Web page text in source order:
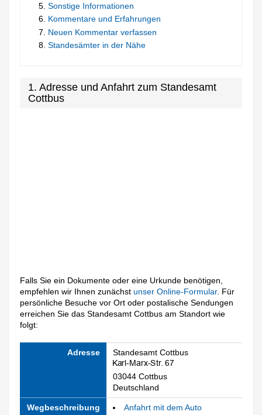
Sonstige Informationen
Kommentare und Erfahrungen
Neuen Kommentar verfassen
Standesämter in der Nähe
1. Adresse und Anfahrt zum Standesamt
Cottbus
Falls Sie ein Dokumente oder eine Urkunde benötigen,
empfehlen wir Ihnen zunächstunser Online-Formular. Für
persönliche Besuche vor Ort oder postalische Sendungen
erreichen Sie das Standesamt Cottbus am Standort wie
folgt:
Adresse Standesamt Cottbus
03044 Cottbus
Deutschland
Wegbeschreibung
Anfahrt mit dem Auto